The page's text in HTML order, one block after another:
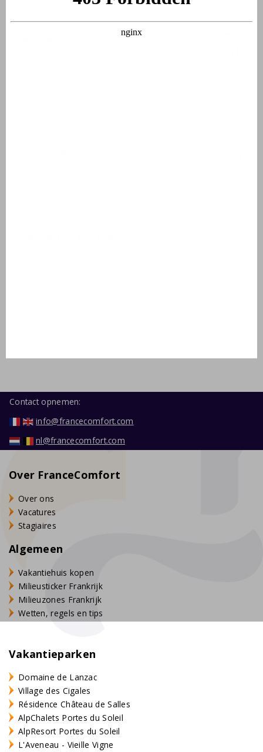
Contact opnemen:
info@francecomfort.com
nl@francecomfort.com
Over FranceComfort
Over ons
Vacatures
Stagiaires
Algemeen
Vakantiehuis kopen
Milieusticker Frankrijk
Milieuzones Frankrijk
Wetten, regels en tips
Vakantieparken
Domaine de Lanzac
Village des Cigales
Résidence Château de Salles
AlpChalets Portes du Soleil
AlpResort Portes du Soleil
L'Aveneau - Vieille Vigne